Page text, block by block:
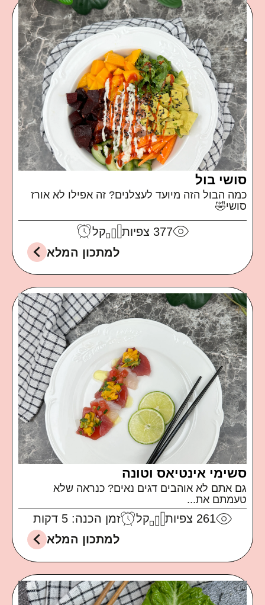
סושי בול
כמה הבול הזה מיועד לעצלנים? זה אפילו לא אורז
סושי🤣
377 צפיות
קל
למתכון המלא
סשימי אינטיאס וטונה
גם אתם לא אוהבים דגים נאים? כנראה שלא
טעמתם את...
261 צפיות קל
זמן הכנה: 5 דקות
למתכון המלא